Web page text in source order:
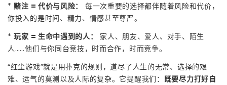
* 赌注 = 代价与风险：
每一次重要的选择都伴随着风险和代价，
你投入的是时间、精力、情感甚至尊严。
*玩家 = 生命中遇到的人：
家人、朋友、爱人、对手、陌生
人……他们与你同台竞技，时而合作，时而竞争。
“红尘游戏”就是用扑克的规则，道尽了人生的无常、选择的艰
难、运气的莫测以及人际的复杂。它提醒我们： 既要尽力打好自